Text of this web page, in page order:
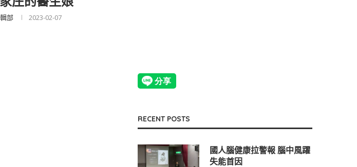
部 2023-02-07
RECENT POSTS
國人腦健康拉警報 腦中風躍
失能首因